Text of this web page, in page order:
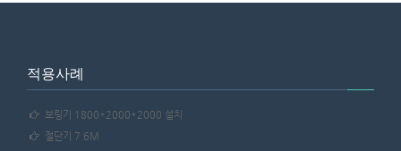
적용사례
보링기 1800*2000*2000 설치
절단기 7.6M